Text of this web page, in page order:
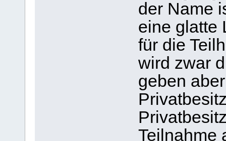
der Name
eine glatte
für die
wird zwar
geben
Teilnahme